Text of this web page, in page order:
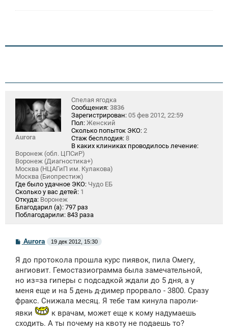
Aurora
Спелая ягодка
Сообщения: 3836
Зарегистрирован: 05 фев 2012, 22:59
Пол: Женский
Сколько попыток ЭКО: 2
Стаж бесплодия: 8
В каких клиниках проводилось лечение:
Воронеж (обл. ЦПСиР)
Воронеж (Диагностика+)
Москва (НЦАГиП им. Кулакова)
Москва (Биопрестиж)
Где было удачное ЭКО: Чудо ЕБ
Сколько у вас детей: 1
Откуда: Воронеж
Благодарил (а): 797 раз
Поблагодарили: 843 раза
С
б
щ
н
и
Aurora 19 дек 2012, 15:30
Я до протокола прошла курс пиявок, пила Омегу,
ангиовит. Гемостазиограмма была замечательной,
но из=за гиперы с подсадкой ждали до 5 дня, а у
меня еще и на 5 день д-димер прорвало - 3800. Сразу
фракс. Снижала месяц. Я тебе там кинула пароли-
явки
к врачам, может еще к кому надумаешь
сходить. А ты почему на квоту не подаешь то?